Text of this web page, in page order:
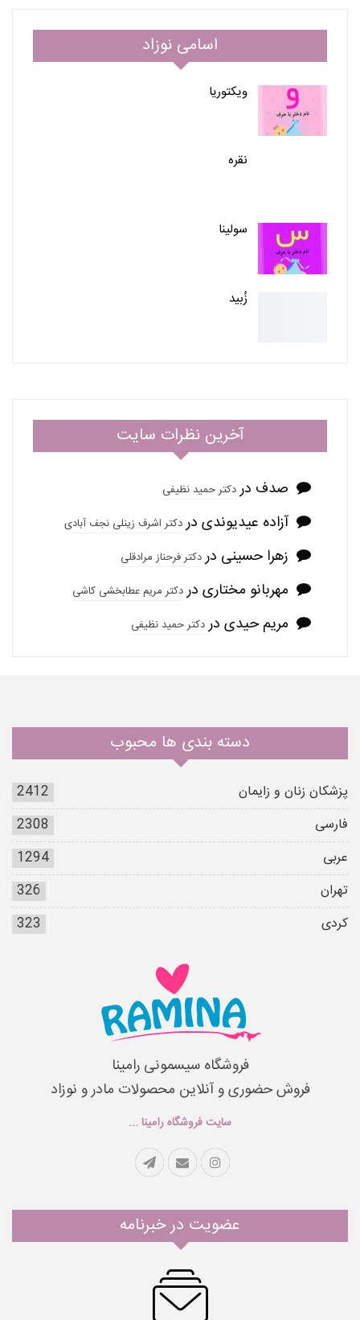
اسامی نوزاد
ویکتوریا
نقره
سولینا
زُبید
آخرین نظرات سایت
صدف دردکتر حمید نظیفی
آزاده عیدیوندی دردکتر اشرف زینلی نجف آبادی
زهرا حسینی دردکتر فرحناز مرادقلی
مهربانو مختاری دردکتر مریم عطابخشی کاشی
مریم حیدی دردکتر حمید نظیفی
دسته بندی ها محبوب
پزشکان زنان و زایمان
2412
فارسی
2308
عربی
1294
تهران
326
کردی
323
فروشگاه سیسمونی رامینا
فروش حضوری و آنلاین محصولات مادر و نوزاد
سایت فروشگاه رامینا ...
عضویت در خبرنامه